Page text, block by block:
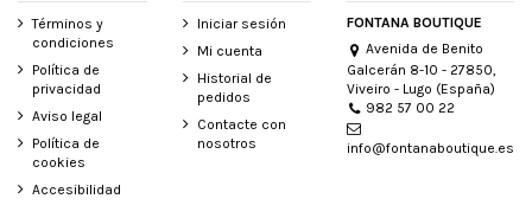
Términos y
condiciones
Política de
privacidad
Aviso legal
Política de
cookies
Accesibilidad
Iniciar sesión
Mi cuenta
Historial de
pedidos
Contacte con
nosotros
FONTANA BOUTIQUE
Avenida de Benito
Galcerán 8-10 - 27850,
Viveiro - Lugo (España)
982 57 00 22
info@fontanaboutique.es